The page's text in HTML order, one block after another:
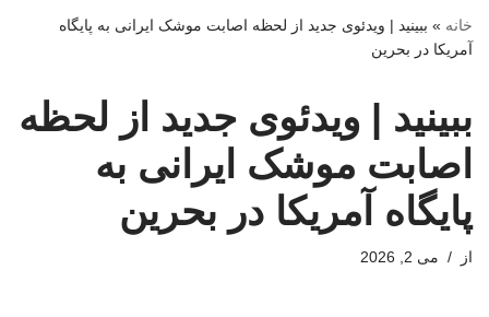
خانه » ببینید | ویدئوی جدید از لحظه اصابت موشک ایرانی به پایگاه
آمریکا در بحرین
ببینید | ویدئوی جدید از لحظه
اصابت موشک ایرانی به
پایگاه آمریکا در بحرین
از می 2, 2026